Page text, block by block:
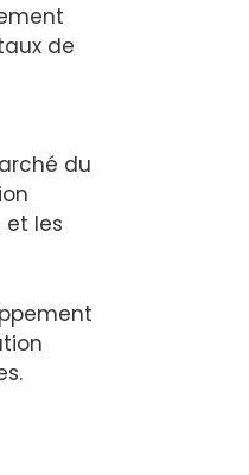
de
du
et les